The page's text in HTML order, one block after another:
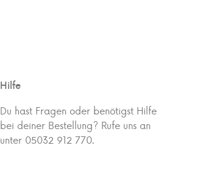
Hilfe
Du hast Fragen oder benötigst Hilfe
bei deiner Bestellung? Rufe uns an
unter 05032 912 770.